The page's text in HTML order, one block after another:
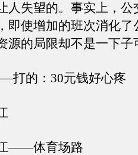
人失望的。事实上，公
即使增加的班次消化了
源的局限却不是一下子
的：30元钱好心疼
——体育场路